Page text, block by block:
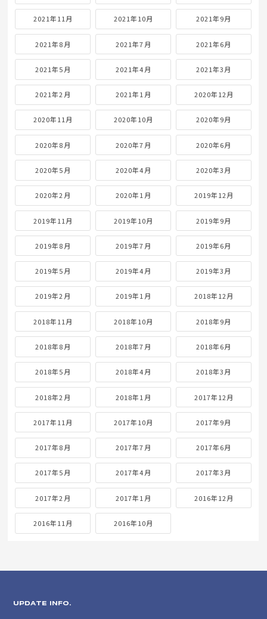
2021年11月 2021年10月 2021年9月
2021年8月 2021年7月 2021年6月
2021年5月 2021年4月 2021年3月
2021年2月 2021年1月 2020年12月
2020年11月 2020年10月 2020年9月
2020年8月 2020年7月 2020年6月
2020年5月 2020年4月 2020年3月
2020年2月 2020年1月 2019年12月
2019年11月 2019年10月 2019年9月
2019年8月 2019年7月 2019年6月
2019年5月 2019年4月 2019年3月
2019年2月 2019年1月 2018年12月
2018年11月 2018年10月 2018年9月
2018年8月 2018年7月 2018年6月
2018年5月 2018年4月 2018年3月
2018年2月 2018年1月 2017年12月
2017年11月 2017年10月 2017年9月
2017年8月 2017年7月 2017年6月
2017年5月 2017年4月 2017年3月
2017年2月 2017年1月 2016年12月
2016年11月 2016年10月
UPDATE INFO.